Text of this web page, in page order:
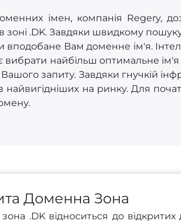
імен, компанія Regery,
зоні .DK. Завдяки швидкому
вподобане Вам доменне ім'я.
вибрати найбільш оптимальне
Вашого запиту. Завдяки гнучкій
найвигідніших на ринку. Для
Доменна Зона
.DK відноситься до